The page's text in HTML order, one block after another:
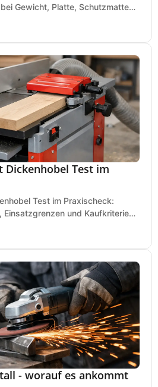
Gewicht, Platte, Schutzmatte
Dickenhobel Test im
Test im Praxischeck:
Einsatzgrenzen und Kaufkriterien
- worauf es ankommt